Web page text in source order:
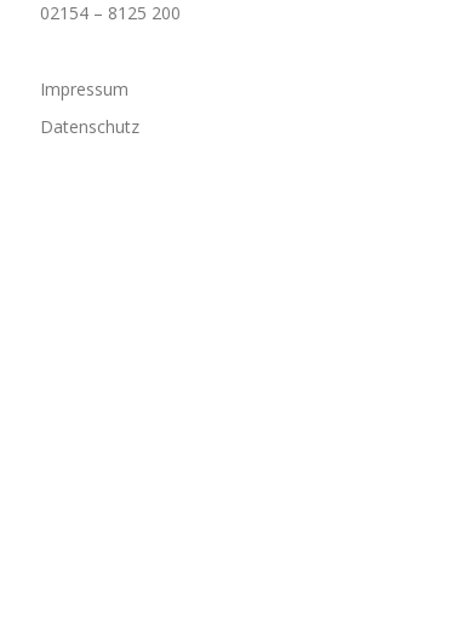
02154 – 8125 200
Impressum
Datenschutz